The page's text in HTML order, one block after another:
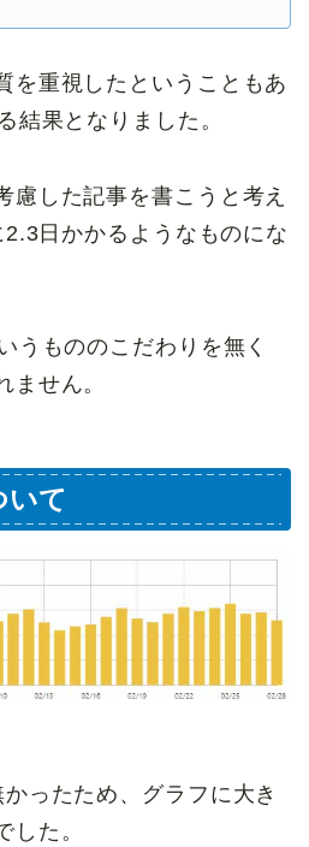
を重視したということもあ
結果となりました。
慮した記事を書こうと考え
日かかるようなものにな
うもののこだわりを無く
ません。
いて
ったため、グラフに大き
した。